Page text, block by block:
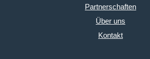
Partnerschaften
Über uns
Kontakt